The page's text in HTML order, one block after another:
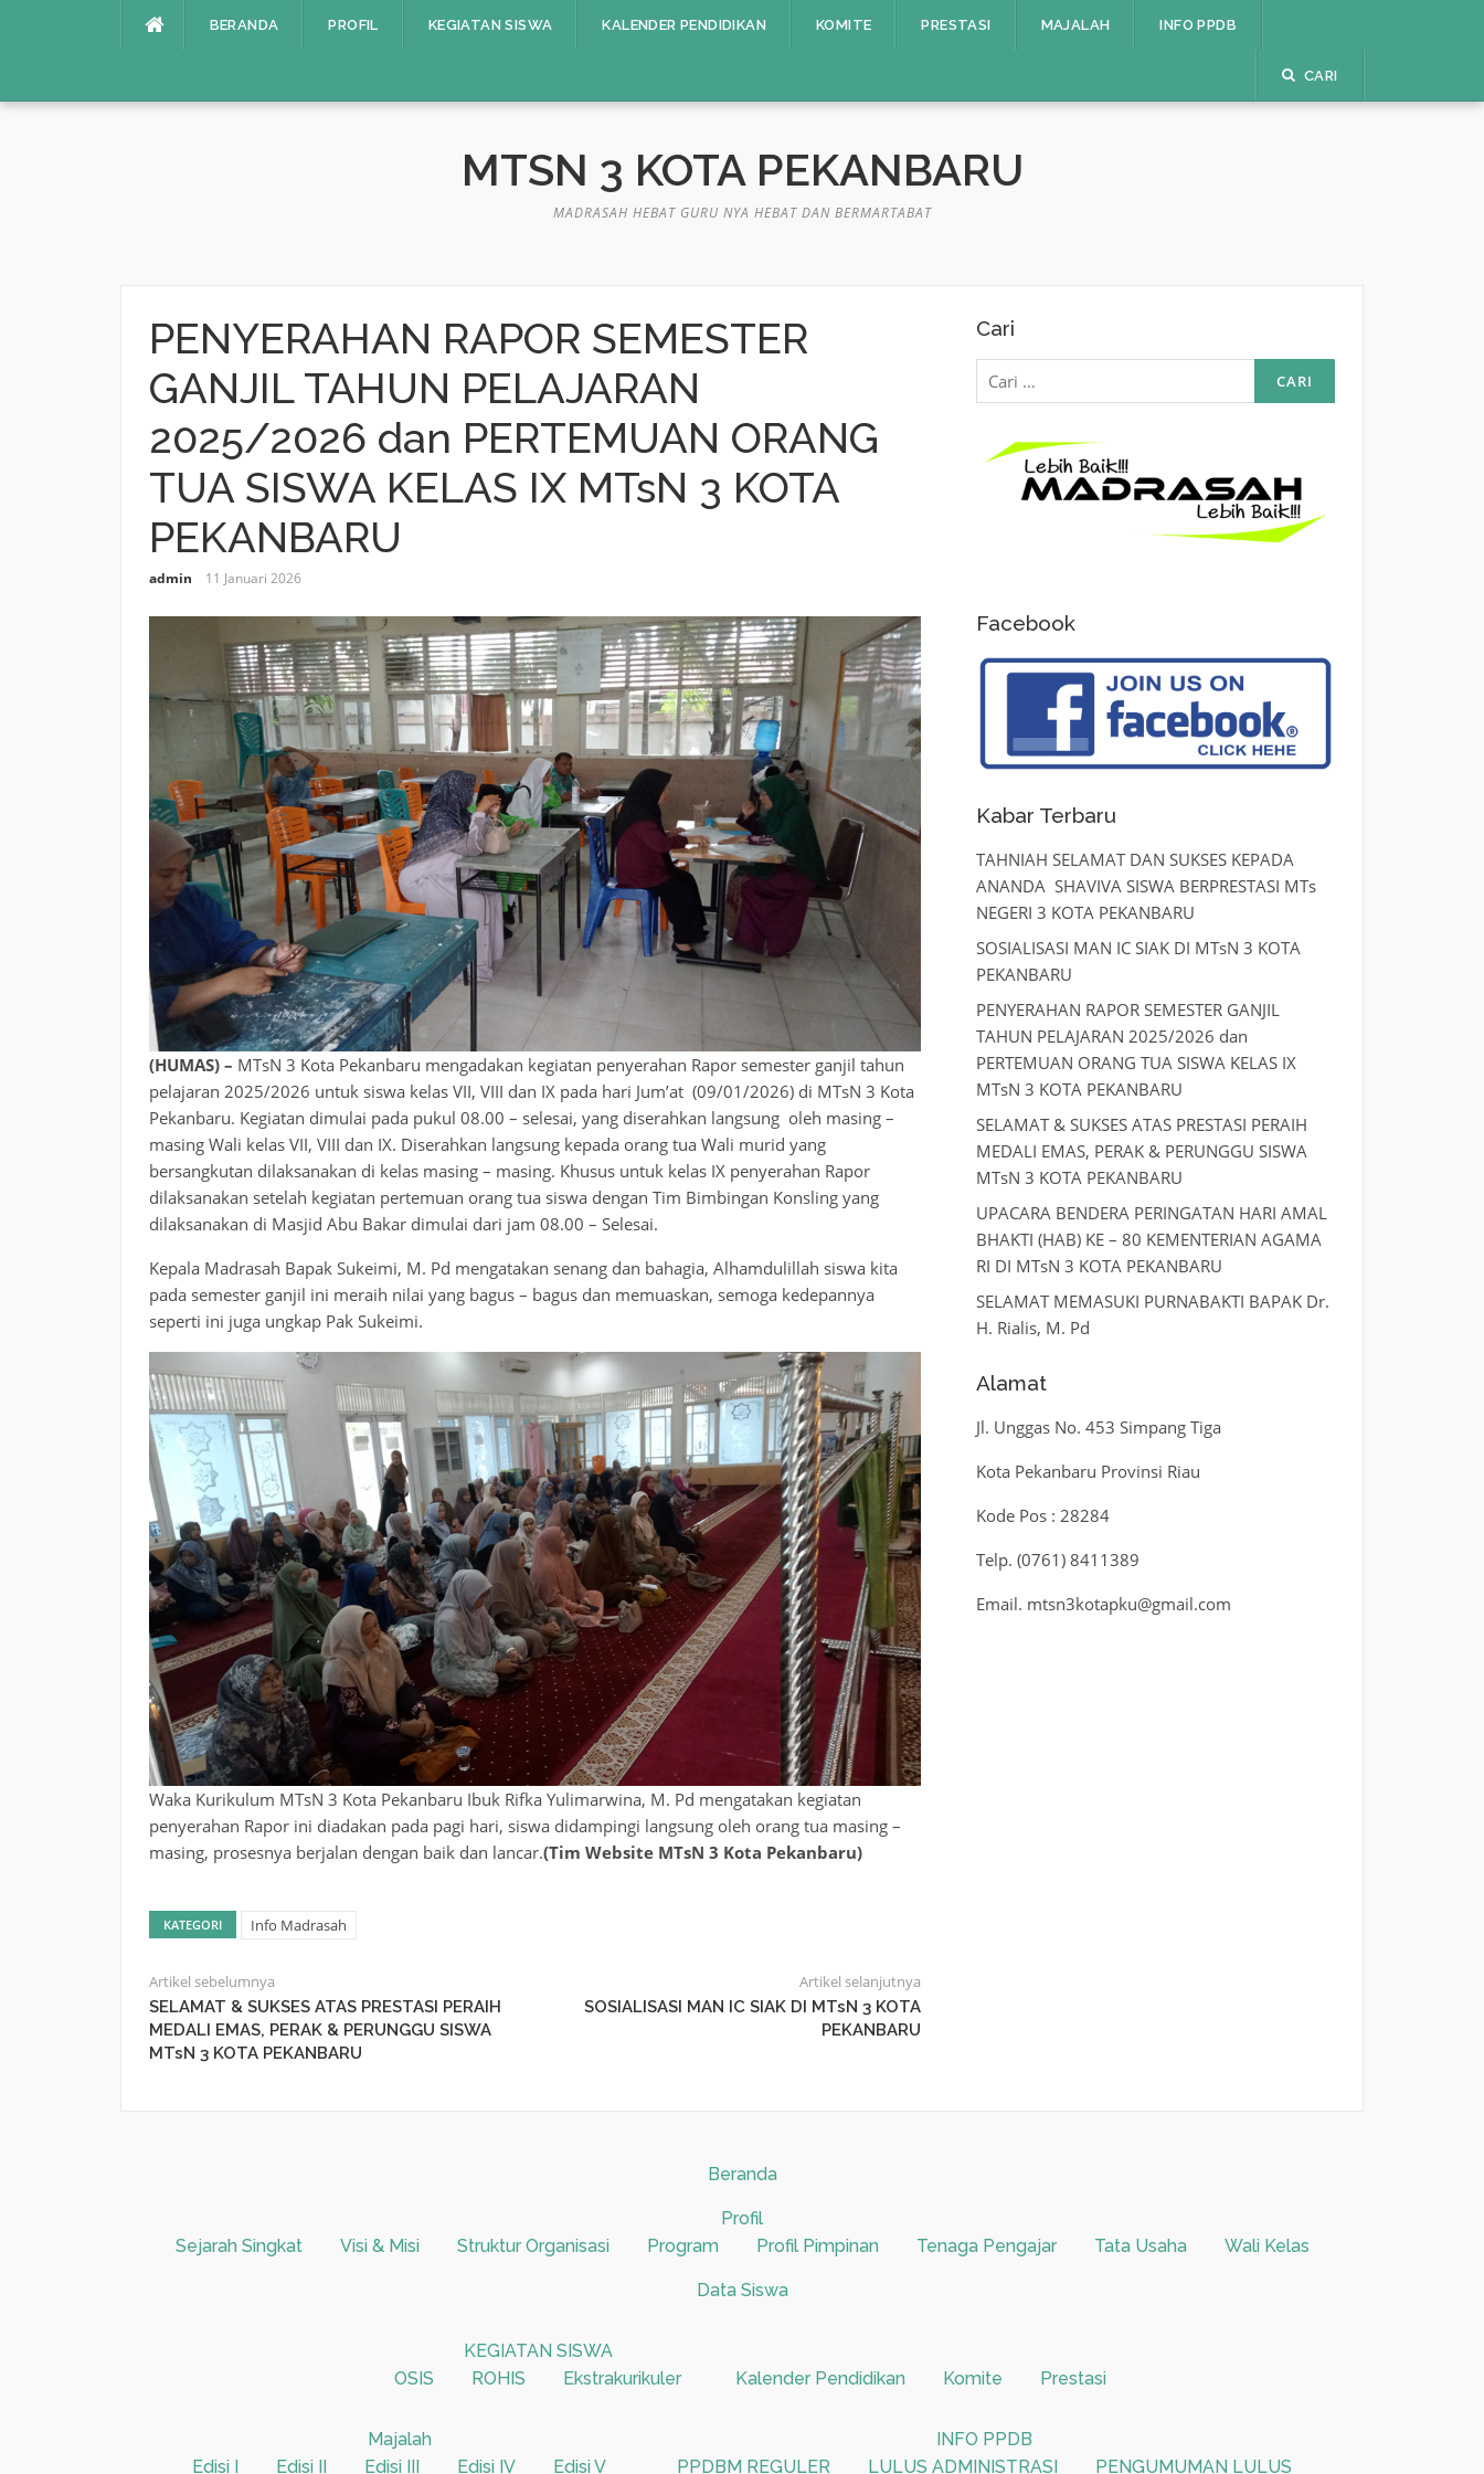
BERANDA PROFIL KEGIATAN SISWA KALENDER PENDIDIKAN KOMITE PRESTASI MAJALAH INFO PPDB
CARI
MTSN 3 KOTA PEKANBARU
MADRASAH HEBAT GURU NYA HEBAT DAN BERMARTABAT
PENYERAHAN RAPOR SEMESTER
GANJIL TAHUN PELAJARAN
2025/2026 dan PERTEMUAN ORANG
TUA SISWA KELAS IX MTsN 3 KOTA
PEKANBARU
admin 11 Januari 2026
(HUMAS) – MTsN 3 Kota Pekanbaru mengadakan kegiatan penyerahan Rapor semester ganjil tahun
pelajaran 2025/2026 untuk siswa kelas VII, VIII dan IX pada hari Jum’at (09/01/2026) di MTsN 3 Kota
Pekanbaru. Kegiatan dimulai pada pukul 08.00 – selesai, yang diserahkan langsung oleh masing –
masing Wali kelas VII, VIII dan IX. Diserahkan langsung kepada orang tua Wali murid yang
bersangkutan dilaksanakan di kelas masing – masing. Khusus untuk kelas IX penyerahan Rapor
dilaksanakan setelah kegiatan pertemuan orang tua siswa dengan Tim Bimbingan Konsling yang
dilaksanakan di Masjid Abu Bakar dimulai dari jam 08.00 – Selesai.
Kepala Madrasah Bapak Sukeimi, M. Pd mengatakan senang dan bahagia, Alhamdulillah siswa kita
pada semester ganjil ini meraih nilai yang bagus – bagus dan memuaskan, semoga kedepannya
seperti ini juga ungkap Pak Sukeimi.
Waka Kurikulum MTsN 3 Kota Pekanbaru Ibuk Rifka Yulimarwina, M. Pd mengatakan kegiatan
penyerahan Rapor ini diadakan pada pagi hari, siswa didampingi langsung oleh orang tua masing –
masing, prosesnya berjalan dengan baik dan lancar.(Tim Website MTsN 3 Kota Pekanbaru)
KATEGORI Info Madrasah
Artikel sebelumnya
SELAMAT & SUKSES ATAS PRESTASI PERAIH
MEDALI EMAS, PERAK & PERUNGGU SISWA
MTsN 3 KOTA PEKANBARU
Artikel selanjutnya
SOSIALISASI MAN IC SIAK DI MTsN 3 KOTA
PEKANBARU
Cari
Cari
untuk:
Facebook
Kabar Terbaru
TAHNIAH SELAMAT DAN SUKSES KEPADA
ANANDA SHAVIVA SISWA BERPRESTASI MTs
NEGERI 3 KOTA PEKANBARU
SOSIALISASI MAN IC SIAK DI MTsN 3 KOTA
PEKANBARU
PENYERAHAN RAPOR SEMESTER GANJIL
TAHUN PELAJARAN 2025/2026 dan
PERTEMUAN ORANG TUA SISWA KELAS IX
MTsN 3 KOTA PEKANBARU
SELAMAT & SUKSES ATAS PRESTASI PERAIH
MEDALI EMAS, PERAK & PERUNGGU SISWA
MTsN 3 KOTA PEKANBARU
UPACARA BENDERA PERINGATAN HARI AMAL
BHAKTI (HAB) KE – 80 KEMENTERIAN AGAMA
RI DI MTsN 3 KOTA PEKANBARU
SELAMAT MEMASUKI PURNABAKTI BAPAK Dr.
H. Rialis, M. Pd
Alamat
Jl. Unggas No. 453 Simpang Tiga
Kota Pekanbaru Provinsi Riau
Kode Pos : 28284
Telp. (0761) 8411389
Email. mtsn3kotapku@gmail.com
Beranda
Profil
Sejarah Singkat
Visi & Misi Struktur Organisasi Program Profil Pimpinan Tenaga Pengajar Tata Usaha Wali Kelas
Data Siswa
KEGIATAN SISWA
OSIS
ROHIS Ekstrakurikuler Kalender Pendidikan Komite Prestasi
Majalah
Edisi I
Edisi II Edisi III Edisi IV Edisi V
INFO PPDB
PPDBM REGULER
LULUS ADMINISTRASI PENGUMUMAN LULUS